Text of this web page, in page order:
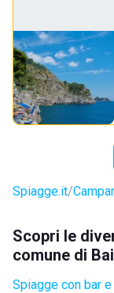
Spiagge.it
Scopri le
comune di
Spiagge con bar